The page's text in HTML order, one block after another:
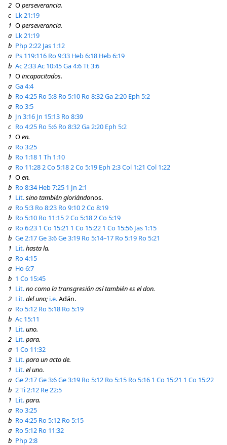
2 Operseverancia.
c Lk 21:19
1 Operseverancia.
a Lk 21:19
b Php 2:22 Jas 1:12
a Ps 119:116 Ro 9:33 Heb 6:18 Heb 6:19
b Ac 2:33Ac 10:45Ga 4:6Tt 3:6
1 Oincapacitados.
a Ga 4:4
b Ro 4:25 Ro 5:8 Ro 5:10 Ro 8:32Ga 2:20 Eph 5:2
a Ro 3:5
b Jn 3:16 Jn 15:13 Ro 8:39
c Ro 4:25 Ro 5:6 Ro 8:32Ga 2:20 Eph 5:2
1 Oen.
a Ro 3:25
b Ro 1:18 1 Th 1:10
a Ro 11:282 Co 5:182 Co 5:19 Eph 2:3Col 1:21 Col 1:22
1 Oen.
b Ro 8:34 Heb 7:25 1 Jn 2:1
1 Lit.sino también gloriándonos.
a Ro 5:3 Ro 8:23 Ro 9:102 Co 8:19
b Ro 5:10 Ro 11:152 Co 5:182 Co 5:19
a Ro 6:23 1 Co 15:21 1 Co 15:22 1 Co 15:56 Jas 1:15
b Ge 2:17Ge 3:6Ge 3:19 Ro 5:14–17 Ro 5:19 Ro 5:21
1 Lit.hasta la.
a Ro 4:15
a Ho 6:7
b 1 Co 15:45
1 Lit.no como la transgresión así también es el don.
2 Lit.del uno; i.e.Adán.
a Ro 5:12 Ro 5:18 Ro 5:19
b Ac 15:11
1 Lit.uno.
2 Lit.para.
a 1 Co 11:32
3 Lit.para un acto de.
1 Lit.el uno.
a Ge 2:17Ge 3:6Ge 3:19 Ro 5:12 Ro 5:15 Ro 5:16 1 Co 15:21 1 Co 15:22
b 2 Ti 2:12 Re 22:5
1 Lit.para.
a Ro 3:25
b Ro 4:25 Ro 5:12 Ro 5:15
a Ro 5:12 Ro 11:32
b Php 2:8